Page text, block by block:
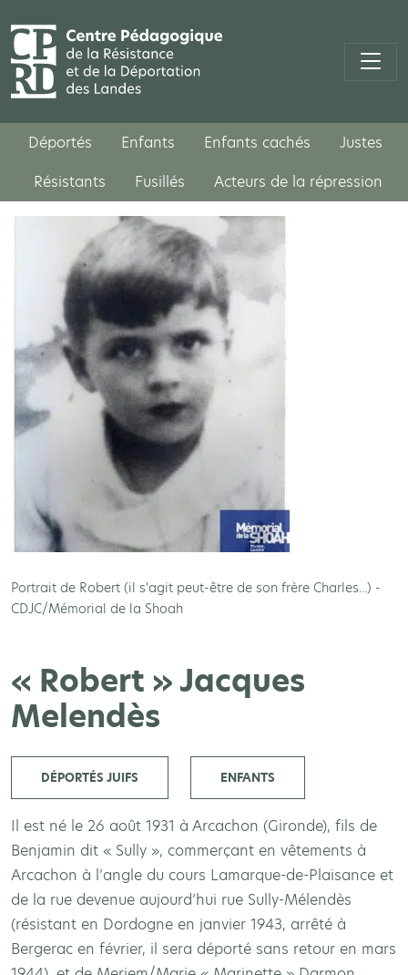
Déportés Enfants Enfants cachés
Justes
Résistants
Fusillés Acteurs de la répression
Portrait de Robert (il s'agit peut-être de son frère Charles...) -
CDJC/Mémorial de la Shoah
« Robert » Jacques
Melendès
DÉPORTÉS JUIFS ENFANTS
Il est né le 26 août 1931 à Arcachon (Gironde), fils de
Benjamin dit « Sully », commerçant en vêtements à
Arcachon à l’angle du cours Lamarque-de-Plaisance et
de la rue devenue aujourd’hui rue Sully-Mélendès
(résistant en Dordogne en janvier 1943, arrêté à
Bergerac en février, il sera déporté sans retour en mars